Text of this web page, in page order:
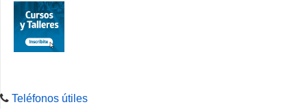
Teléfonos útiles